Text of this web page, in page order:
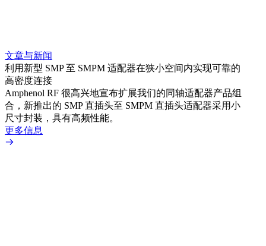
文章与新闻
利用新型 SMP 至 SMPM 适配器在狭小空间内实现可靠的
高密度连接
Amphenol RF 很高兴地宣布扩展我们的同轴适配器产品组
合，新推出的 SMP 直插头至 SMPM 直插头适配器采用小
尺寸封装，具有高频性能。
更多信息